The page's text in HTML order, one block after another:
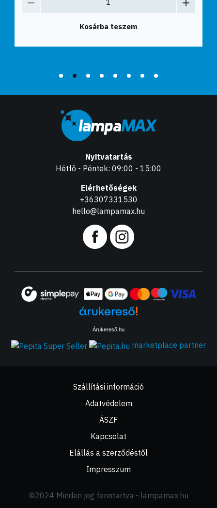
Kosárba teszem
Nyitvatartás
Hétfő - Péntek: 09:00 - 15:00
Elérhetőségek
+36307331530
hello@lampamax.hu
Árukereső.hu
marketplace partner
Szállítási információ
Adatvédelem
ÁSZF
Kapcsolat
Elállás a szerződéstől
Impresszum
©2024 Minden jog fenntartva - lampamax.hu